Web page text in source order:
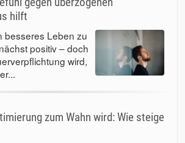
hilft
besseres Leben zu
positiv – doch
wird,
zum Wahn wird: Wie steige